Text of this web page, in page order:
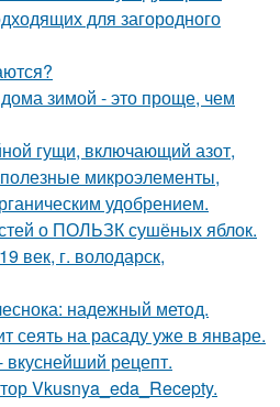
для загородного
зимой - это проще, чем
гущи, включающий азот,
микроэлементы,
удобрением.
о ПОЛЬЗК сушёных яблок.
век, г. володарск,
надежный метод.
сеять на расаду уже в январе.
вкуснейший рецепт.
Vkusnya_eda_Recepty.